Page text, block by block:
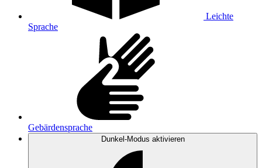
Leichte
Sprache
Gebärdensprache
Dunkel-Modus aktivieren